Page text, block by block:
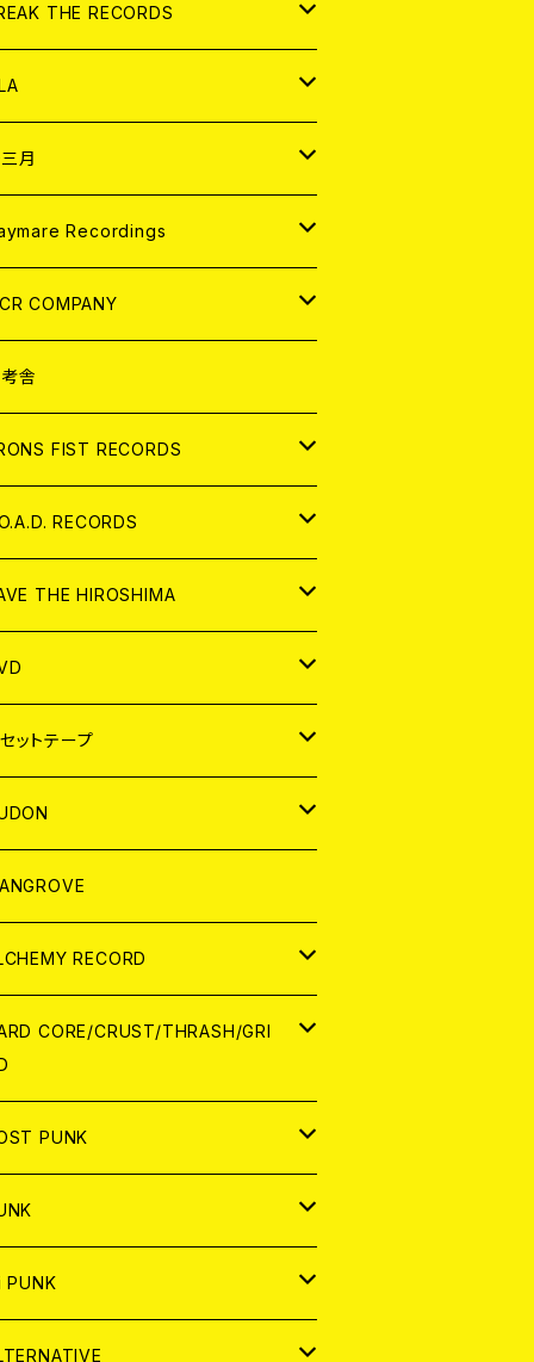
CONTENTS
ログ
ログ
THE RECORDS
レル
月
Recordings
COMPANY
レル
舎
FIST RECORDS
RECORDS
THE HIROSHIMA
レル
ットテープ
レル
ログ
CONTENTS
RECORD
CORE/CRUST/THRASH/GRI
PUNK
PUNK